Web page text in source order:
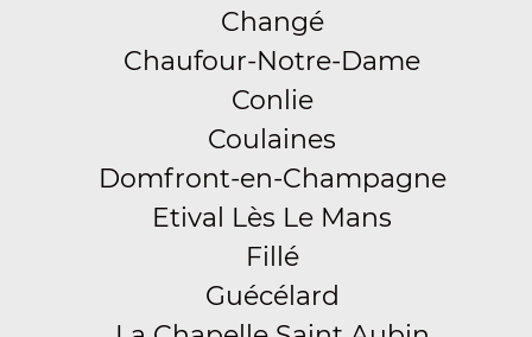
Changé
Chaufour-Notre-Dame
Conlie
Coulaines
Domfront-en-Champagne
Etival Lès Le Mans
Fillé
Guécélard